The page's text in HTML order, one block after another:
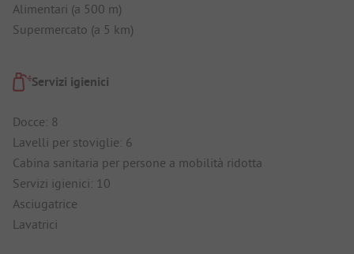
Alimentari (a 500 m)
Supermercato (a 5 km)
Servizi igienici
Docce: 8
Lavelli per stoviglie: 6
Cabina sanitaria per persone a mobilità ridotta
Servizi igienici: 10
Asciugatrice
Lavatrici